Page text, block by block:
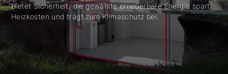
bietet Sicherheit, die gewählte erneuerbare Energie spart
Heizkosten und trägt zum Klimaschutz bei.